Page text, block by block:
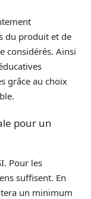
du produit et de
considérés. Ainsi
grâce au choix
pour un
Pour les
suffisent. En
un minimum